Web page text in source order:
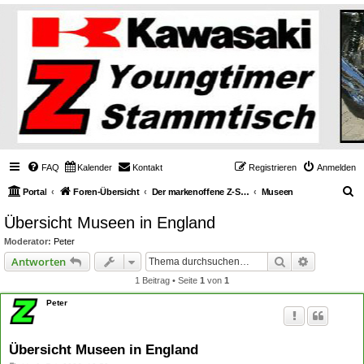
FAQ Kalender Kontakt Anmelden
Registrieren
Portal Foren-Übersicht Der markenoffene Z-Stammtisch für Youngtimerbiker Museen
Übersicht Museen in England
Moderator: Peter
Antworten Suche
1 Beitrag • Seite 1 von 1
Peter
Übersicht Museen in England